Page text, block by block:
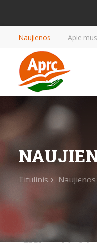
Naujienos Apie mus
Titulinis Naujienos